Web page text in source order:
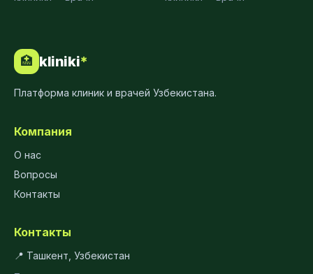
🏥 kliniki*
Платформа клиник и врачей Узбекистана.
Компания
О нас
Вопросы
Контакты
Контакты
📍 Ташкент, Узбекистан